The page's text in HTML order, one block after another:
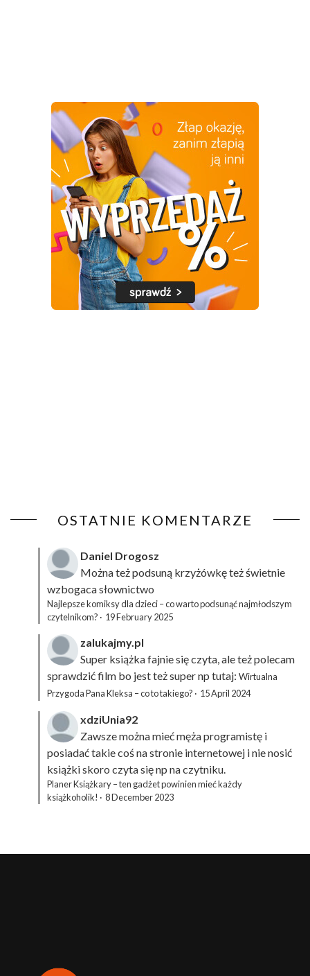
OSTATNIE KOMENTARZE
Daniel Drogosz
Można też podsuną krzyżówkęteż świetnie
wzbogaca słownictwo
Najlepsze komiksy dla dzieci – co warto podsunąć najmłodszym
czytelnikom? · 19 February 2025
zalukajmy.pl
Super książka fajnie się czyta, ale też polecam
sprawdzić film bo jest też super np tutaj: Wirtualna
Przygoda Pana Kleksa – co to takiego? · 15 April 2024
xdziUnia92
Zawsze można mieć męża programistę i
posiadać takie coś na stronie internetowej i nie nosić
książki skoro czyta się np na czytniku.
Planer Książkary – ten gadżet powinien mieć każdy
książkoholik! · 8 December 2023